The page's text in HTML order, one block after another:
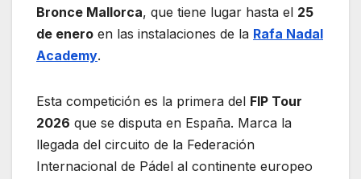
Bronce Mallorca, que tiene lugar hasta el 25
de enero en las instalaciones de la Rafa Nadal
Academy.
Esta competición es la primera del FIP Tour
2026 que se disputa en España. Marca la
llegada del circuito de la Federación
Internacional de Pádel al continente europeo